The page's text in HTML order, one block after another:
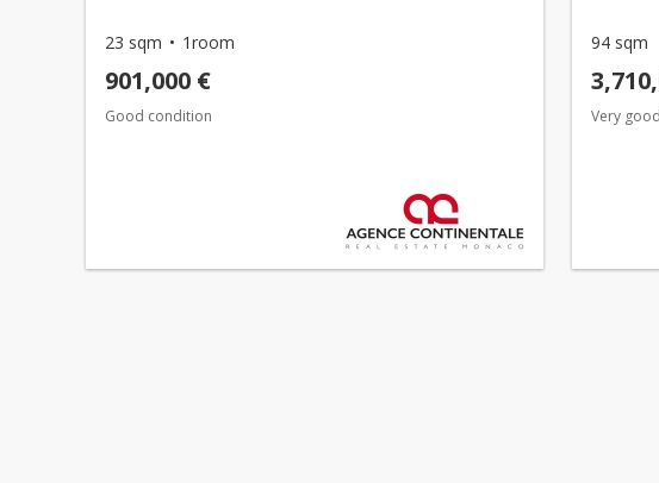
23 sqm 1room
901,000 €
Good condition
94 sqm
Very